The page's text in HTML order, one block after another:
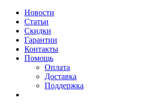
Новости
Статьи
Скидки
Гарантии
Контакты
Помощь
Оплата
Доставка
Поддержка